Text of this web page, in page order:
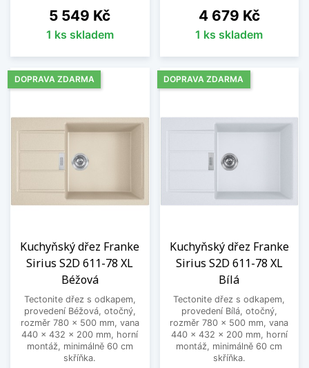
Cena
5 549 Kč
1 ks skladem
Cena
4 679 Kč
1 ks skladem
Kuchyňský dřez Franke
Sirius S2D 611-78 XL
Béžová
Tectonite dřez s odkapem,
provedení Béžová, otočný,
rozměr 780 x 500 mm, vana
440 x 432 x 200 mm, horní
montáž, minimálně 60 cm
skříňka.
DOPRAVA ZDARMA
Kuchyňský dřez Franke
Sirius S2D 611-78 XL
Bílá
Tectonite dřez s odkapem,
provedení Bílá, otočný,
rozměr 780 x 500 mm, vana
440 x 432 x 200 mm, horní
montáž, minimálně 60 cm
skříňka.
DOPRAVA ZDARMA